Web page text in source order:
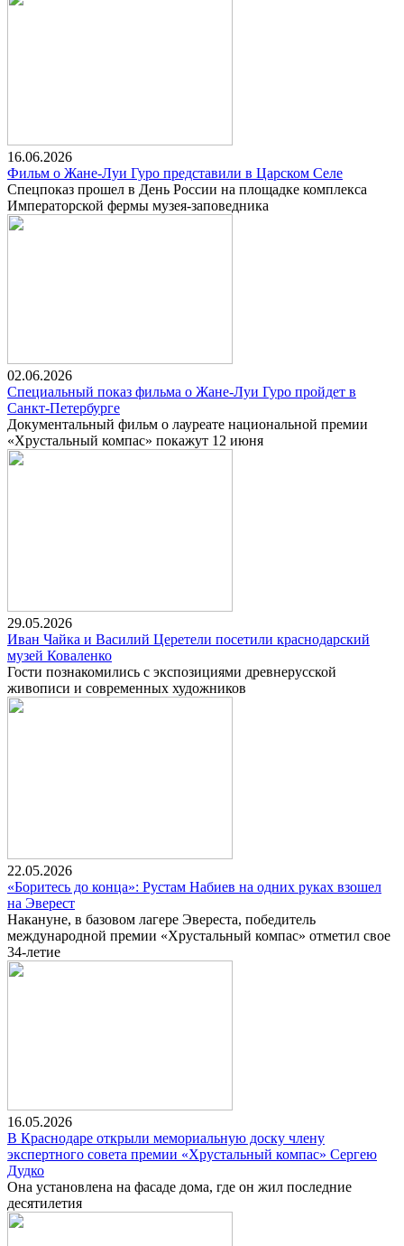
16.06.2026
Фильм о Жане-Луи Гуро представили в Царском Селе
Спецпоказ прошел в День России на площадке комплекса
Императорской фермы музея-заповедника
02.06.2026
Специальный показ фильма о Жане-Луи Гуро пройдет в
Санкт-Петербурге
Документальный фильм о лауреате национальной премии
«Хрустальный компас» покажут 12 июня
29.05.2026
Иван Чайка и Василий Церетели посетили краснодарский
музей Коваленко
Гости познакомились с экспозициями древнерусской
живописи и современных художников
22.05.2026
«Боритесь до конца»: Рустам Набиев на одних руках взошел
на Эверест
Накануне, в базовом лагере Эвереста, победитель
международной премии «Хрустальный компас» отметил свое
34-летие
16.05.2026
В Краснодаре открыли мемориальную доску члену
экспертного совета премии «Хрустальный компас» Сергею
Дудко
Она установлена на фасаде дома, где он жил последние
десятилетия